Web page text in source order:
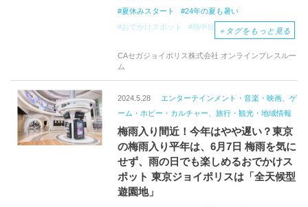
夏休みスタート
24年の夏も暑い
おでかけスポット
熱中症や日焼けの心配不要
東京ジョイポリス
全天候型遊園地
＋ タグをもっと見る
CAセガジョイポリス株式会社 オンラインプレスルー
ム
2024.5.28
エンターテインメント・音楽・映画、ゲ
ーム・ホビー・カルチャー、旅行・観光・地域情報
梅雨入り間近！今年はやや遅い？東京
の梅雨入り平年は、6月7日 梅雨を気に
せず、雨の日でも楽しめるおでかけス
ポット 東京ジョイポリスは「全天候型
遊園地」